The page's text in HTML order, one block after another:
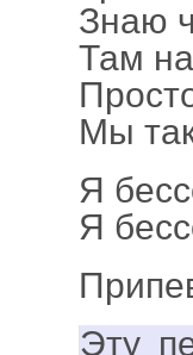
Знаю
Там
Мы
Я
Я
Эту